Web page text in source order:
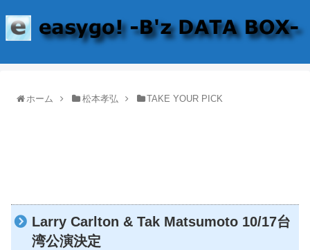
ホーム 松本孝弘 TAKE YOUR PICK
Larry Carlton & Tak Matsumoto 10/17台
湾公演決定